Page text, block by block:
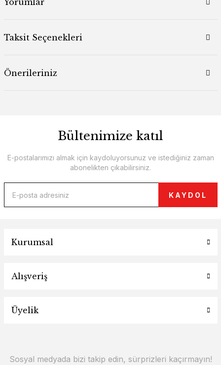
Taksit Seçenekleri
Önerileriniz
Bültenimize katıl
E-postalarımızı almak için kaydoluyorsunuz ve istediğiniz zaman
abonelikten çıkabilirsiniz.
KAYDOL
Kurumsal
Alışveriş
Üyelik
Sosyal medyada bizi takip edin, sürprizleri kaçırmayın!